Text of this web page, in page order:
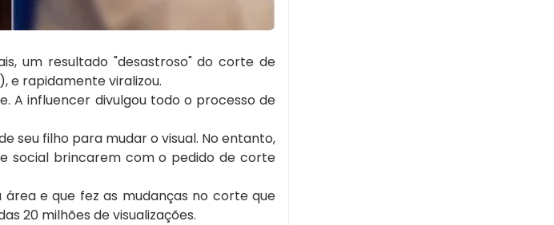
um resultado "desastroso" do corte de
e rapidamente viralizou.
A influencer divulgou todo o processo de
seu filho para mudar o visual. No entanto,
social brincarem com o pedido de corte
e que fez as mudanças no corte que
20 milhões de visualizações.